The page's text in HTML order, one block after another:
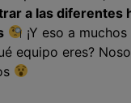
a las diferentes
¡Y eso a
equipo eres?